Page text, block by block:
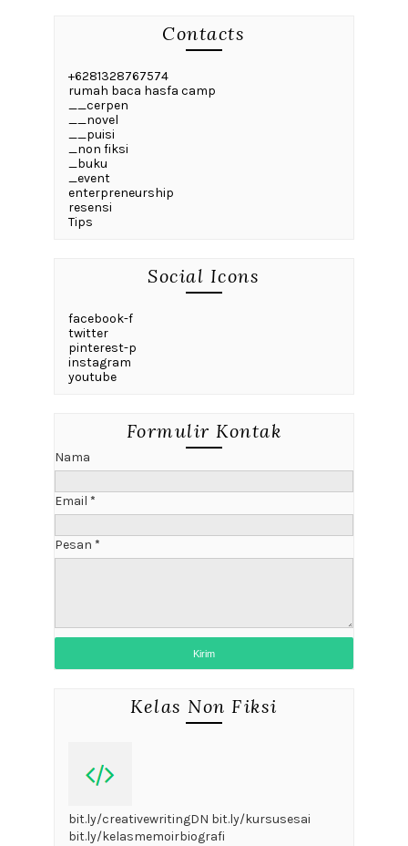
Contacts
+6281328767574
rumah baca hasfa camp
__cerpen
__novel
__puisi
_non fiksi
_buku
_event
enterpreneurship
resensi
Tips
Social Icons
facebook-f
twitter
pinterest-p
instagram
youtube
Formulir Kontak
Nama
Email *
Pesan *
Kelas Non Fiksi
bit.ly/creativewritingDN bit.ly/kursusesai
bit.ly/kelasmemoirbiografi